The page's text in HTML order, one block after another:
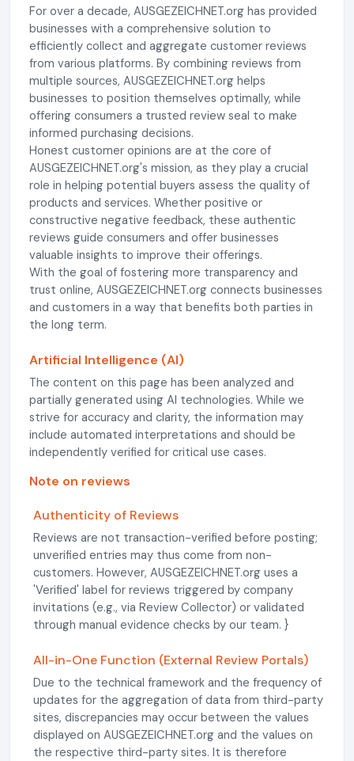
For over a decade, AUSGEZEICHNET.org has provided
businesses with a comprehensive solution to
efficiently collect and aggregate customer reviews
from various platforms. By combining reviews from
multiple sources, AUSGEZEICHNET.org helps
businesses to position themselves optimally, while
offering consumers a trusted review seal to make
informed purchasing decisions.
Honest customer opinions are at the core of
AUSGEZEICHNET.org's mission, as they play a crucial
role in helping potential buyers assess the quality of
products and services. Whether positive or
constructive negative feedback, these authentic
reviews guide consumers and offer businesses
valuable insights to improve their offerings.
With the goal of fostering more transparency and
trust online, AUSGEZEICHNET.org connects businesses
and customers in a way that benefits both parties in
the long term.
Artificial Intelligence (AI)
The content on this page has been analyzed and
partially generated using AI technologies. While we
strive for accuracy and clarity, the information may
include automated interpretations and should be
independently verified for critical use cases.
Note on reviews
Authenticity of Reviews
Reviews are not transaction-verified before posting;
unverified entries may thus come from non-
customers. However, AUSGEZEICHNET.org uses a
'Verified' label for reviews triggered by company
invitations (e.g., via Review Collector) or validated
through manual evidence checks by our team. }
All-in-One Function (External Review Portals)
Due to the technical framework and the frequency of
updates for the aggregation of data from third-party
sites, discrepancies may occur between the values
displayed on AUSGEZEICHNET.org and the values on
the respective third-party sites. It is therefore